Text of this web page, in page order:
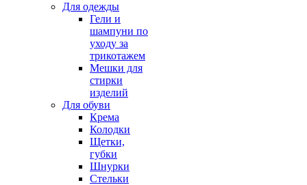
Для одежды
Гели и
шампуни по
уходу за
трикотажем
Мешки для
стирки
изделий
Для обуви
Крема
Колодки
Щетки,
губки
Шнурки
Стельки